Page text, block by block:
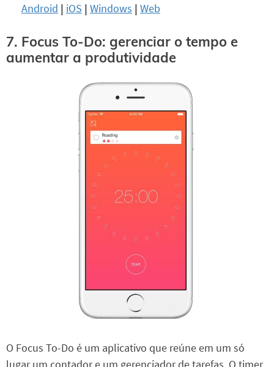
Android | iOS | Windows | Web
7. Focus To-Do: gerenciar o tempo e
aumentar a produtividade
O Focus To-Do é um aplicativo que reúne em um só
lugar um contador e um gerenciador de tarefas. O timer